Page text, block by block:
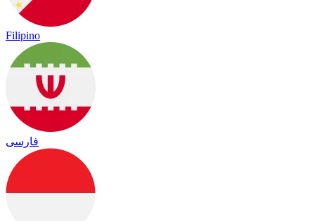
Filipino
فارسی